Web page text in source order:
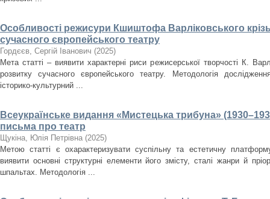
Особливості режисури Кшиштофа Варліковського
сучасного європейського театру
Гордєєв, Сергій Іванович (2025)
Мета статті – виявити характерні риси режисерської творчості К.
розвитку сучасного європейського театру. Методологія
історико-культурний ...
Всеукраїнське видання «Мистецька трибуна»
письма про театр
Щукіна, Юлія Петрівна (2025)
Метою статті є охарактеризувати суспільну та естетичну
виявити основні структурні елементи його змісту, сталі жанри й
шпальтах. Методологія ...